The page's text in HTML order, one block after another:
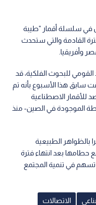
القمر الأول في سلسلة أقمار "طيبة
القادمة والتي ستحدث
وأفريقيا.
للبحوث الفلكية، قد
هذا الأسبوع بأنه تم
للأقمار الاصطناعية
الموجودة في الصين- منذ
بالظواهر الطبيعية
حطامها بعد انتهاء فترة
تسهم في تنمية المجتمع
الاتصالات